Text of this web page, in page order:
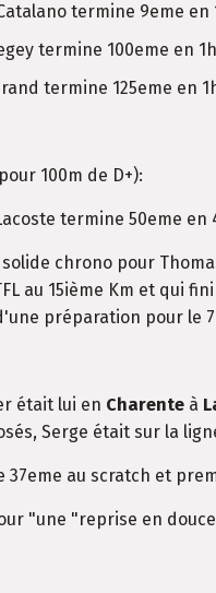
termine 9eme en
termine 100eme en
termine 125eme en
100m de D+):
termine 50eme en
solide chrono pour
au 15ième Km et qui
préparation pour le
était lui en Charenteà
Serge était sur la
37eme au scratch et
"une "reprise en